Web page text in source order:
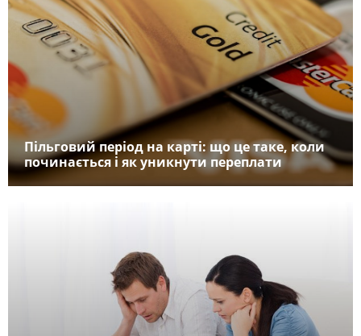
Пільговий період на карті: що це таке, коли
починається і як уникнути переплати